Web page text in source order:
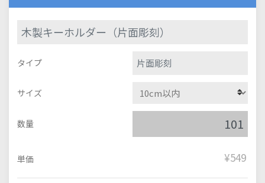
木製キーホルダー（片面彫刻）
タイプ 片面彫刻
サイズ
数量
単価 ¥549